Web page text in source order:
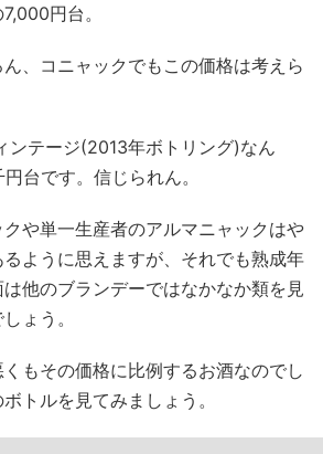
円台。
、コニャックでもこの価格は考えら
ンテージ(2013年ボトリング)なん
台です。信じられん。
や単一生産者のアルマニャックはや
ように思えますが、それでも熟成年
他のブランデーではなかなか類を見
ょう。
もその価格に比例するお酒なのでし
トルを見てみましょう。